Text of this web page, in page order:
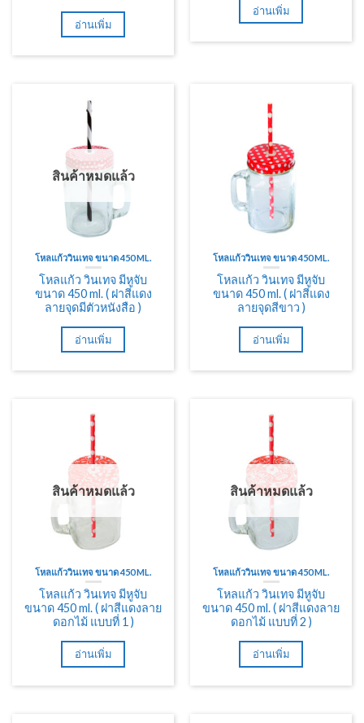
อ่านเพิ่ม
อ่านเพิ่ม
สินค้าหมดแล้ว
โหลแก้ววินเทจ ขนาด 450 ML.
โหลแก้ว วินเทจ มีหูจับ
ขนาด 450 ml. ( ฝาสีแดง
ลายจุดมีตัวหนังสือ )
อ่านเพิ่ม
โหลแก้ววินเทจ ขนาด 450 ML.
โหลแก้ว วินเทจ มีหูจับ
ขนาด 450 ml. ( ฝาสีแดง
ลายจุดสีขาว )
อ่านเพิ่ม
สินค้าหมดแล้ว
โหลแก้ววินเทจ ขนาด 450 ML.
โหลแก้ว วินเทจ มีหูจับ
ขนาด 450 ml. ( ฝาสีแดงลาย
ดอกไม้ แบบที่ 1 )
อ่านเพิ่ม
สินค้าหมดแล้ว
โหลแก้ววินเทจ ขนาด 450 ML.
โหลแก้ว วินเทจ มีหูจับ
ขนาด 450 ml. ( ฝาสีแดงลาย
ดอกไม้ แบบที่ 2 )
อ่านเพิ่ม